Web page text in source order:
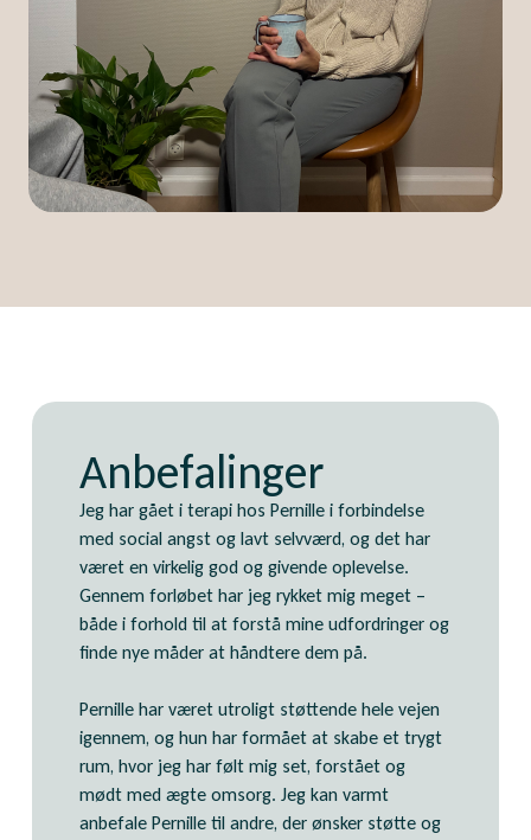
Anbefalinger
Jeg har gået i terapi hos Pernille i forbindelse
med social angst og lavt selvværd, og det har
været en virkelig god og givende oplevelse.
Gennem forløbet har jeg rykket mig meget –
både i forhold til at forstå mine udfordringer og
finde nye måder at håndtere dem på.
Pernille har været utroligt støttende hele vejen
igennem, og hun har formået at skabe et trygt
rum, hvor jeg har følt mig set, forstået og
mødt med ægte omsorg. Jeg kan varmt
anbefale Pernille til andre, der ønsker støtte og